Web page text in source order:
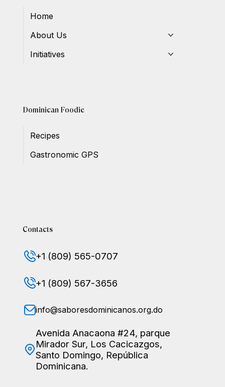
Home
About Us
Initiatives
Dominican Foodie
Recipes
Gastronomic GPS
Contacts
+1 (809) 565-0707
+1 (809) 567-3656
info@saboresdominicanos.org.do
Avenida Anacaona #24, parque
Mirador Sur, Los Cacicazgos,
Santo Domingo, República
Dominicana.